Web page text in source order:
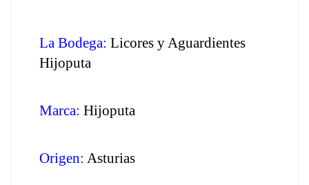
La Bodega: Licores y Aguardientes
Hijoputa
Marca: Hijoputa
Origen: Asturias